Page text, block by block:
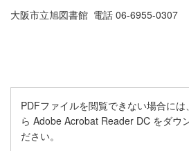
大阪市立旭図書館 電話 06-6955-0307
PDFファイルを閲覧できない場合に
ら Adobe Acrobat Reader DC をダウ
ださい。